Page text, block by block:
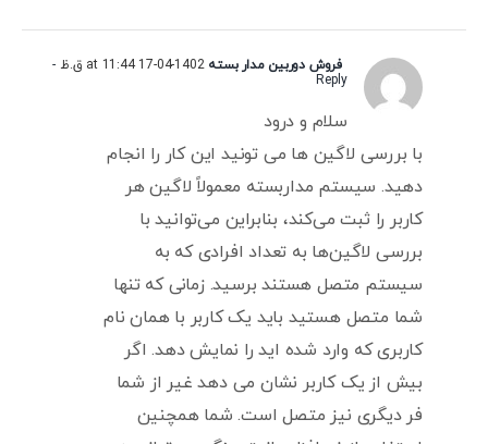
فروش دوربین مدار بسته 1402-04-17 at 11:44 ق.ظ
-
Reply
سلام و درود
با بررسی لاگین ها می تونید این کار را انجام
دهید. سیستم مداربسته معمولاً لاگین هر
کاربر را ثبت می‌کند، بنابراین می‌توانید با
بررسی لاگین‌ها به تعداد افرادی که به
سیستم متصل هستند برسید. زمانی که تنها
شما متصل هستید باید یک کاربر با همان نام
کاربری که وارد شده اید را نمایش دهد. اگر
بیش از یک کاربر نشان می دهد غیر از شما
فر دیگری نیز متصل است. شما همچنین